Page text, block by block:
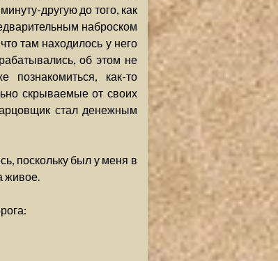
другую до того, как
наброском
там находилось у него
об этом не
как-то
скрываемые от своих
стал денежным
поскольку был у меня в
живое.